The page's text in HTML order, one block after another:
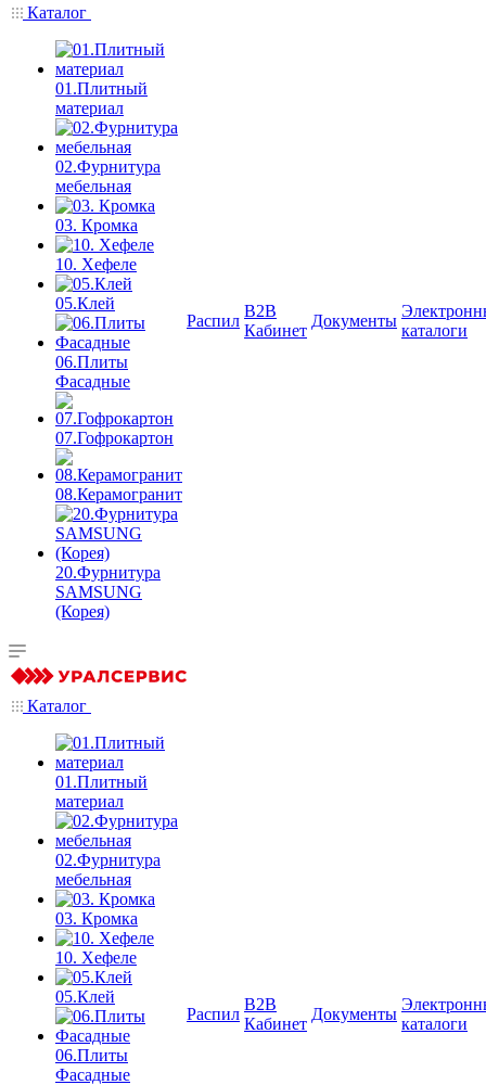
Каталог
01.Плитный
материал
02.Фурнитура
мебельная
03. Кромка
10. Хефеле
05.Клей
06.Плиты
Фасадные
07.Гофрокартон
08.Керамогранит
20.Фурнитура
SAMSUNG
(Корея)
Распил
B2B
Кабинет
Документы
каталоги
Каталог
01.Плитный
материал
02.Фурнитура
мебельная
03. Кромка
10. Хефеле
05.Клей
06.Плиты
Фасадные
Распил
B2B
Кабинет
Документы
каталоги